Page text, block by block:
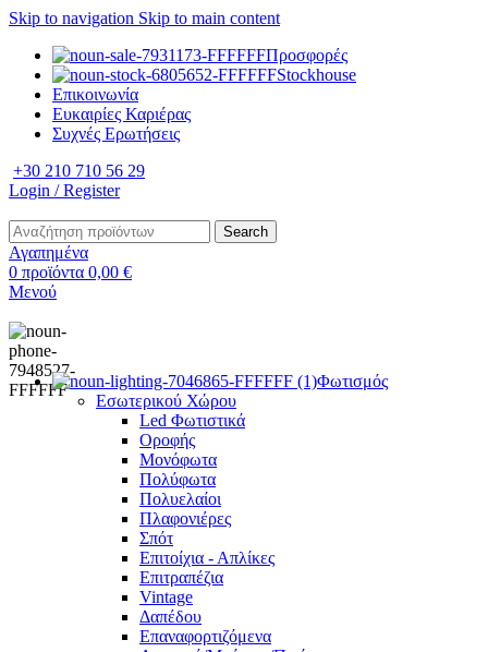
Skip to navigation Skip to main content
Προσφορές
Stockhouse
Επικοινωνία
Ευκαιρίες Καριέρας
Συχνές Ερωτήσεις
+30 210 710 56 29
Login / Register
Search
Αγαπημένα
0 προϊόντα 0,00 €
Μενού
Φωτισμός
Εσωτερικού Χώρου
Led Φωτιστικά
Οροφής
Μονόφωτα
Πολύφωτα
Πολυελαίοι
Πλαφονιέρες
Σπότ
Επιτοίχια - Απλίκες
Επιτραπέζια
Vintage
Δαπέδου
Επαναφορτιζόμενα